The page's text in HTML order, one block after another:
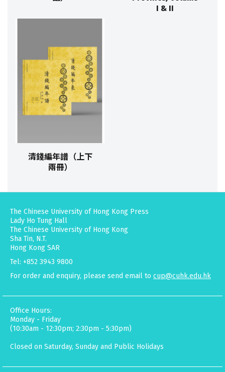
I & II
清錢編年譜（上下
兩冊）
The Chinese University of Hong Kong Press
Lady Ho Tung Hall
The Chinese University of Hong Kong
Sha Tin, N.T.
Hong Kong SAR
Tel: +852 3943 9800
For order and enquiry, please send email to cup@cuhk.edu.hk
Office Hours:
Monday - Friday
(10:30am - 12:30pm; 2:30pm - 5:30pm)
Closed on Saturday, Sunday and Public Holidays